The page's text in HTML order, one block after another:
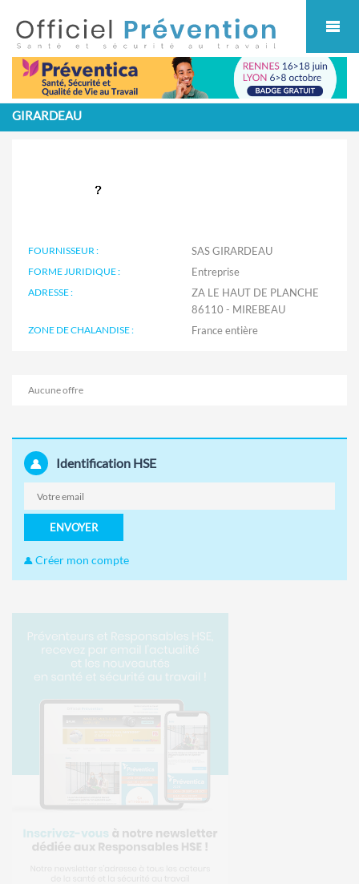
GIRARDEAU
FOURNISSEUR : SAS GIRARDEAU
FORME JURIDIQUE : Entreprise
ADRESSE :
ZA LE HAUT DE PLANCHE
86110 - MIREBEAU
ZONE DE CHALANDISE :
Aucune offre
Identification HSE
ENVOYER
Créer mon compte